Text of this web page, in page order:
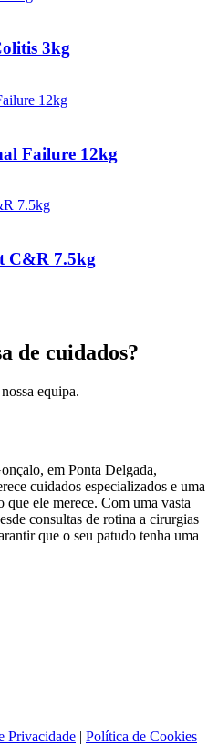
3kg
Failure 12kg
C&R 7.5kg
de cuidados?
equipa.
em Ponta Delgada,
cuidados especializados e uma
ele merece. Com uma vasta
consultas de rotina a cirurgias
que o seu patudo tenha uma
Privacidade | Política de Cookies |